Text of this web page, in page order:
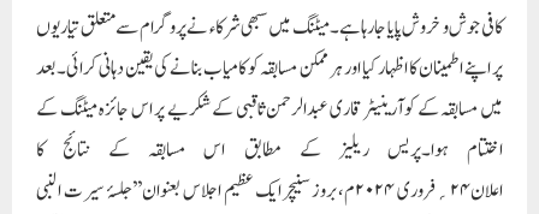
کافی جوش و خروش پایا جارہا ہے۔میٹنگ میں سبھی شرکاء نے پروگرام سے متعلق تیاریوں
پر اپنے اطمینان کا اظہار کیا اور ہر ممکن مسابقہ کو کامیاب بنانے کی یقین دہانی کرائی۔بعد
میں مسابقہ کے کوآرینیٹر قاری عبدالرحمن ثاقبی کے شکریے پر اس جائزہ میٹنگ کے
اختتام ہوا۔پریس ریلیز کے مطابق اس مسابقہ کے نتائج کا
اعلان۲۴؍فروری ۲۰۲۴م،بروز سنیچر ایک عظیم اجلاس بعنوان ’’جلسۂ سیرت النبی